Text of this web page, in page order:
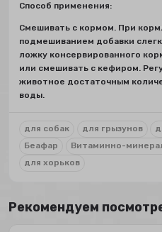
Способ применения:
Смешивать с кормом. При
подмешиванием добавки
ложку консервированного
или смешивать с кефиром.
животное достаточным
воды.
для собак для грызунов
Беафар
Витаминно-
для хорьков
Рекомендуем